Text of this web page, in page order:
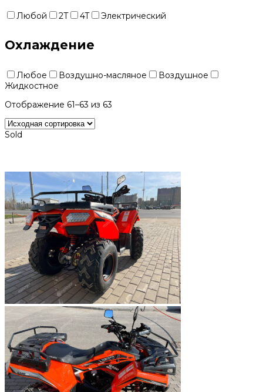
Любой 2T 4T Электрический
Охлаждение
Любое Воздушно-масляное
Воздушное
Жидкостное
Отображение 61–63 из 63
Sold